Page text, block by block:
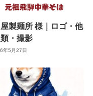
製麺所 様｜ロゴ・他
・撮影
年5月27日